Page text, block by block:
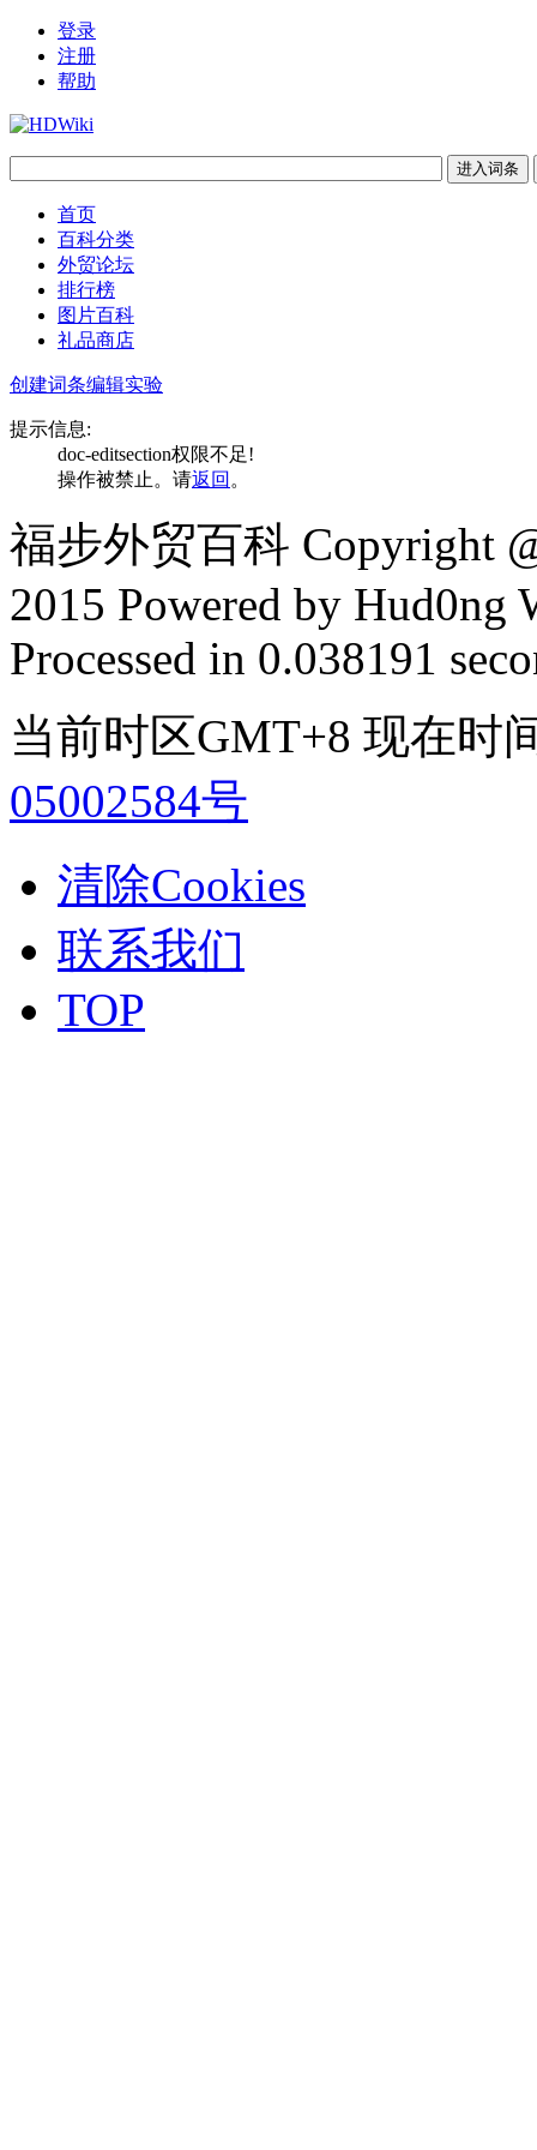
登录
注册
帮助
首页
百科分类
外贸论坛
排行榜
图片百科
礼品商店
创建词条编辑实验
提示信息:
doc-editsection权限不足!
操作被禁止。请返回 。
福步外贸百科 Copyright
2015 Powered by Hud0ng
Processed in 0.038191
当前时区GMT+8 现在时
05002584号
清除Cookies
联系我们
TOP